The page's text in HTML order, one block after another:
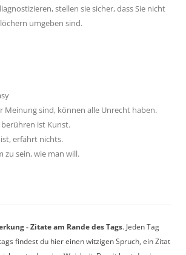
stellen sie sicher, dass Sie nicht
umgeben sind.
Meinung sind, können alle Unrecht haben.
ist Kunst.
erfährt nichts.
zu sein, wie man will.
- Zitate am Rande des Tags. Jeden Tag
findest du hier einen witzigen Spruch, ein Zitat